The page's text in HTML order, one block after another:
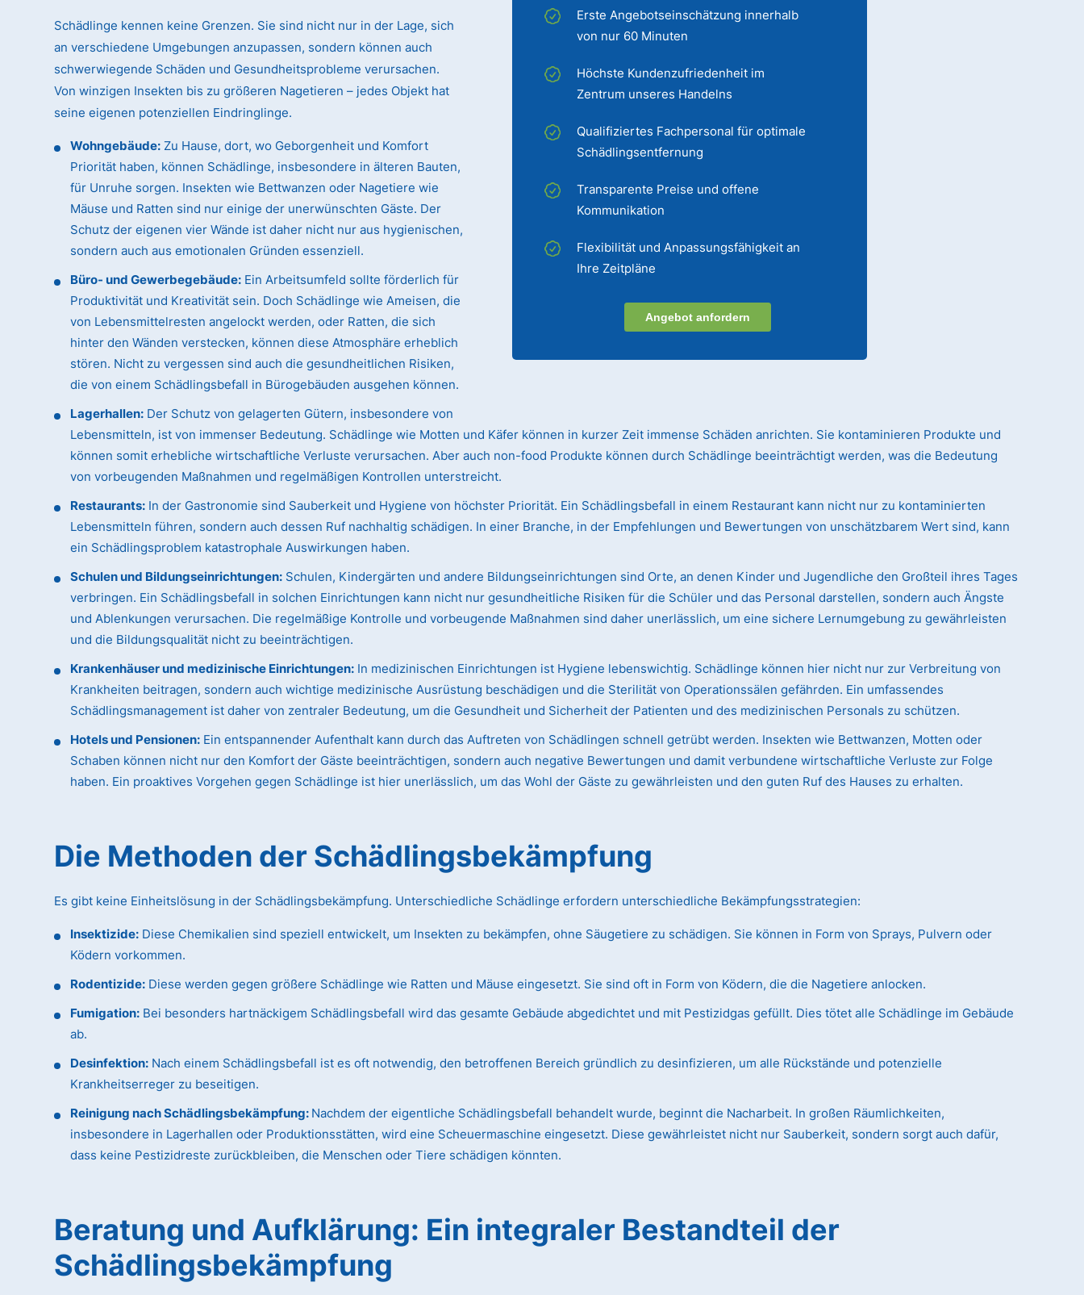
Erste Angebotseinschätzung innerhalb
von nur 60 Minuten
Höchste Kundenzufriedenheit im
Zentrum unseres Handelns
Qualifiziertes Fachpersonal für optimale
Schädlingsentfernung
Transparente Preise und offene
Kommunikation
Flexibilität und Anpassungsfähigkeit an
Ihre Zeitpläne
Angebot anfordern
Schädlinge kennen keine Grenzen. Sie sind nicht nur in der Lage, sich
an verschiedene Umgebungen anzupassen, sondern können auch
schwerwiegende Schäden und Gesundheitsprobleme verursachen.
Von winzigen Insekten bis zu größeren Nagetieren – jedes Objekt hat
seine eigenen potenziellen Eindringlinge.
Wohngebäude: Zu Hause, dort, wo Geborgenheit und Komfort
Priorität haben, können Schädlinge, insbesondere in älteren Bauten,
für Unruhe sorgen. Insekten wie Bettwanzen oder Nagetiere wie
Mäuse und Ratten sind nur einige der unerwünschten Gäste. Der
Schutz der eigenen vier Wände ist daher nicht nur aus hygienischen,
sondern auch aus emotionalen Gründen essenziell.
Büro- und Gewerbegebäude: Ein Arbeitsumfeld sollte förderlich für
Produktivität und Kreativität sein. Doch Schädlinge wie Ameisen, die
von Lebensmittelresten angelockt werden, oder Ratten, die sich
hinter den Wänden verstecken, können diese Atmosphäre erheblich
stören. Nicht zu vergessen sind auch die gesundheitlichen Risiken,
die von einem Schädlingsbefall in Bürogebäuden ausgehen können.
Lagerhallen: Der Schutz von gelagerten Gütern, insbesondere von
Lebensmitteln, ist von immenser Bedeutung. Schädlinge wie Motten und Käfer können in kurzer Zeit immense Schäden anrichten. Sie kontaminieren Produkte und
können somit erhebliche wirtschaftliche Verluste verursachen. Aber auch non-food Produkte können durch Schädlinge beeinträchtigt werden, was die Bedeutung
von vorbeugenden Maßnahmen und regelmäßigen Kontrollen unterstreicht.
Restaurants: In der Gastronomie sind Sauberkeit und Hygiene von höchster Priorität. Ein Schädlingsbefall in einem Restaurant kann nicht nur zu kontaminierten
Lebensmitteln führen, sondern auch dessen Ruf nachhaltig schädigen. In einer Branche, in der Empfehlungen und Bewertungen von unschätzbarem Wert sind, kann
ein Schädlingsproblem katastrophale Auswirkungen haben.
Schulen und Bildungseinrichtungen: Schulen, Kindergärten und andere Bildungseinrichtungen sind Orte, an denen Kinder und Jugendliche den Großteil ihres Tages
verbringen. Ein Schädlingsbefall in solchen Einrichtungen kann nicht nur gesundheitliche Risiken für die Schüler und das Personal darstellen, sondern auch Ängste
und Ablenkungen verursachen. Die regelmäßige Kontrolle und vorbeugende Maßnahmen sind daher unerlässlich, um eine sichere Lernumgebung zu gewährleisten
und die Bildungsqualität nicht zu beeinträchtigen.
Krankenhäuser und medizinische Einrichtungen: In medizinischen Einrichtungen ist Hygiene lebenswichtig. Schädlinge können hier nicht nur zur Verbreitung von
Krankheiten beitragen, sondern auch wichtige medizinische Ausrüstung beschädigen und die Sterilität von Operationssälen gefährden. Ein umfassendes
Schädlingsmanagement ist daher von zentraler Bedeutung, um die Gesundheit und Sicherheit der Patienten und des medizinischen Personals zu schützen.
Hotels und Pensionen: Ein entspannender Aufenthalt kann durch das Auftreten von Schädlingen schnell getrübt werden. Insekten wie Bettwanzen, Motten oder
Schaben können nicht nur den Komfort der Gäste beeinträchtigen, sondern auch negative Bewertungen und damit verbundene wirtschaftliche Verluste zur Folge
haben. Ein proaktives Vorgehen gegen Schädlinge ist hier unerlässlich, um das Wohl der Gäste zu gewährleisten und den guten Ruf des Hauses zu erhalten.
Die Methoden der Schädlingsbekämpfung
Es gibt keine Einheitslösung in der Schädlingsbekämpfung. Unterschiedliche Schädlinge erfordern unterschiedliche Bekämpfungsstrategien:
Insektizide: Diese Chemikalien sind speziell entwickelt, um Insekten zu bekämpfen, ohne Säugetiere zu schädigen. Sie können in Form von Sprays, Pulvern oder
Ködern vorkommen.
Rodentizide: Diese werden gegen größere Schädlinge wie Ratten und Mäuse eingesetzt. Sie sind oft in Form von Ködern, die die Nagetiere anlocken.
Fumigation: Bei besonders hartnäckigem Schädlingsbefall wird das gesamte Gebäude abgedichtet und mit Pestizidgas gefüllt. Dies tötet alle Schädlinge im Gebäude
ab.
Desinfektion: Nach einem Schädlingsbefall ist es oft notwendig, den betroffenen Bereich gründlich zu desinfizieren, um alle Rückstände und potenzielle
Krankheitserreger zu beseitigen.
Reinigung nach Schädlingsbekämpfung: Nachdem der eigentliche Schädlingsbefall behandelt wurde, beginnt die Nacharbeit. In großen Räumlichkeiten,
insbesondere in Lagerhallen oder Produktionsstätten, wird eine Scheuermaschine eingesetzt. Diese gewährleistet nicht nur Sauberkeit, sondern sorgt auch dafür,
dass keine Pestizidreste zurückbleiben, die Menschen oder Tiere schädigen könnten.
Beratung und Aufklärung: Ein integraler Bestandteil der
Schädlingsbekämpfung